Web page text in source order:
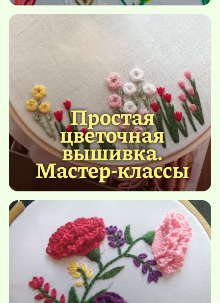
Простая
цветочная
вышивка.
Мастер-классы